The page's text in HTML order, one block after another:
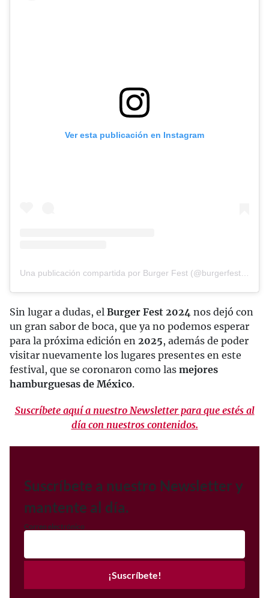
Ver esta publicación en Instagram
Una publicación compartida por Burger Fest (@burgerfestmex)
Sin lugar a dudas, el Burger Fest 2024 nos dejó con
un gran sabor de boca, que ya no podemos esperar
para la próxima edición en 2025, además de poder
visitar nuevamente los lugares presentes en este
festival, que se coronaron como las mejores
hamburguesas de México.
Suscríbete aquí a nuestro Newsletter para que estés al
día con nuestros contenidos.
Suscríbete a nuestro Newsletter y
mantente al día.
Correo electrónico
¡Suscríbete!